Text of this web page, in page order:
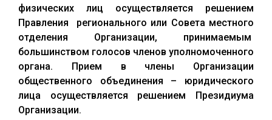
физических лиц осуществляется решением
Правления регионального или Совета местного
отделения Организации, принимаемым
большинством голосов членов уполномоченного
органа. Прием в члены Организации
общественного объединения – юридического
лица осуществляется решением Президиума
Организации.